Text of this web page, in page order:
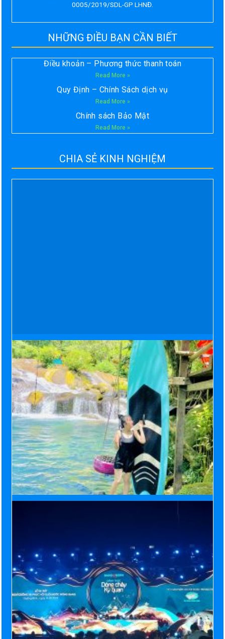
0005/2019/SDL-GP LHNĐ.
NHỮNG ĐIỀU BẠN CẦN BIẾT
Điều khoản – Phương thức thanh toán
Read More »
Quy Định – Chính Sách dịch vụ
Read More »
Chính sách Bảo Mật
Read More »
CHIA SẺ KINH NGHIỆM